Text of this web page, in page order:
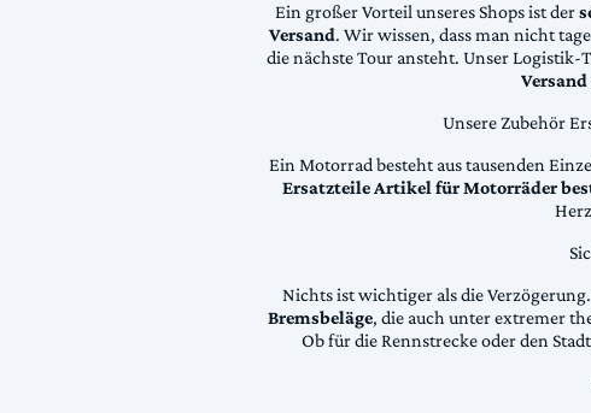
Ein großer Vorteil unseres Shops ist der
Versand. Wir wissen, dass man nicht
die nächste Tour ansteht. Unser
Versand
Unsere Zubehör
Ein Motorrad besteht aus tausenden
Ersatzteile Artikel für Motorräder
Nichts ist wichtiger als die
Bremsbeläge, die auch unter extremer
Ob für die Rennstrecke oder den